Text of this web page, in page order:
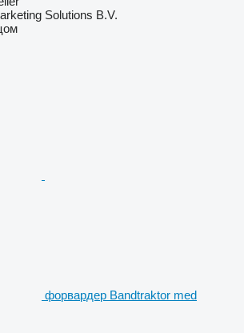
Solutions B.V.
форвардер Bandtraktor med